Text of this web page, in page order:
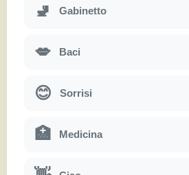
🚽 Gabinetto
💋 Baci
😊 Sorrisi
🏥 Medicina